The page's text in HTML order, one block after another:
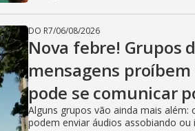
DO R7/06/08/2026
Nova febre! Grupos
mensagens
pode se comunicar
Alguns grupos vão ainda mais além:
podem enviar áudios assobiando ou